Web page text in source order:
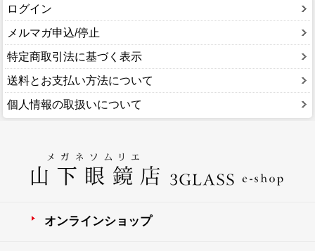
ログイン
メルマガ申込/停止
特定商取引法に基づく表示
送料とお支払い方法について
個人情報の取扱いについて
オンラインショップ